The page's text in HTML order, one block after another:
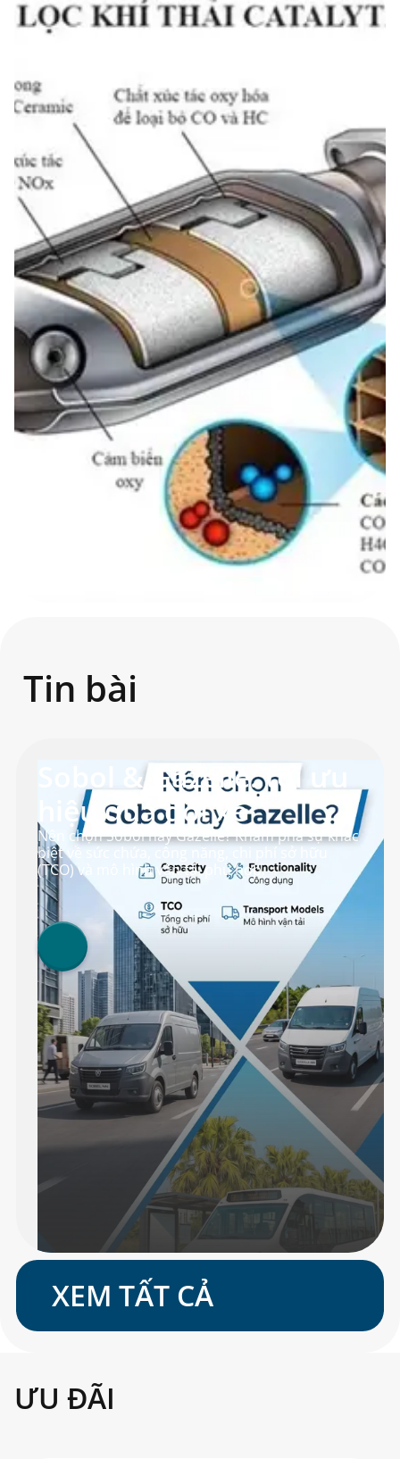
Tin bài
Sobol & Gazelle: tối ưu
hiệu quả đội xe
Nên chọn Sobol hay Gazelle? Khám phá sự khác
biệt về sức chứa, công năng, chi phí sở hữu
(TCO) và mô hình vận tải phù hợp.
XEM TẤT CẢ
ƯU ĐÃI